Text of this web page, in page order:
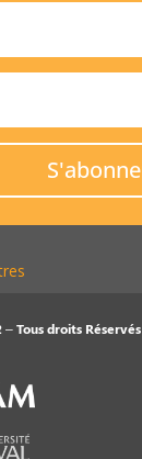
– Tous droits